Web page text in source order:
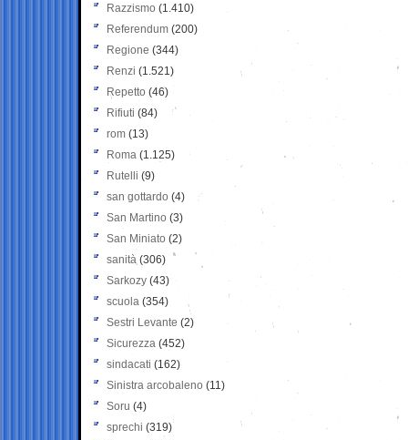
Razzismo (1.410)
Referendum (200)
Regione (344)
Renzi (1.521)
Repetto (46)
Rifiuti (84)
rom (13)
Roma (1.125)
Rutelli (9)
san gottardo (4)
San Martino (3)
San Miniato (2)
sanità (306)
Sarkozy (43)
scuola (354)
Sestri Levante (2)
Sicurezza (452)
sindacati (162)
Sinistra arcobaleno (11)
Soru (4)
sprechi (319)